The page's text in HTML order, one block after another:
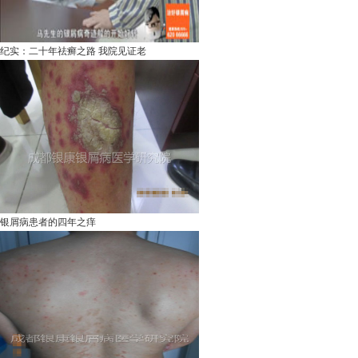
纪实：二十年祛癣之路 我院见证老
银屑病患者的四年之痒